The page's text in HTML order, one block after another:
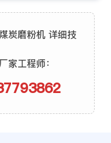
炭磨粉机 详细技
家工程师：